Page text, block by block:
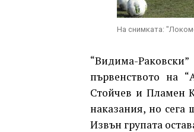
На снимката:
“Видима-
първенството на
Стойчев и Пламен
наказания, но сега
Извън групата